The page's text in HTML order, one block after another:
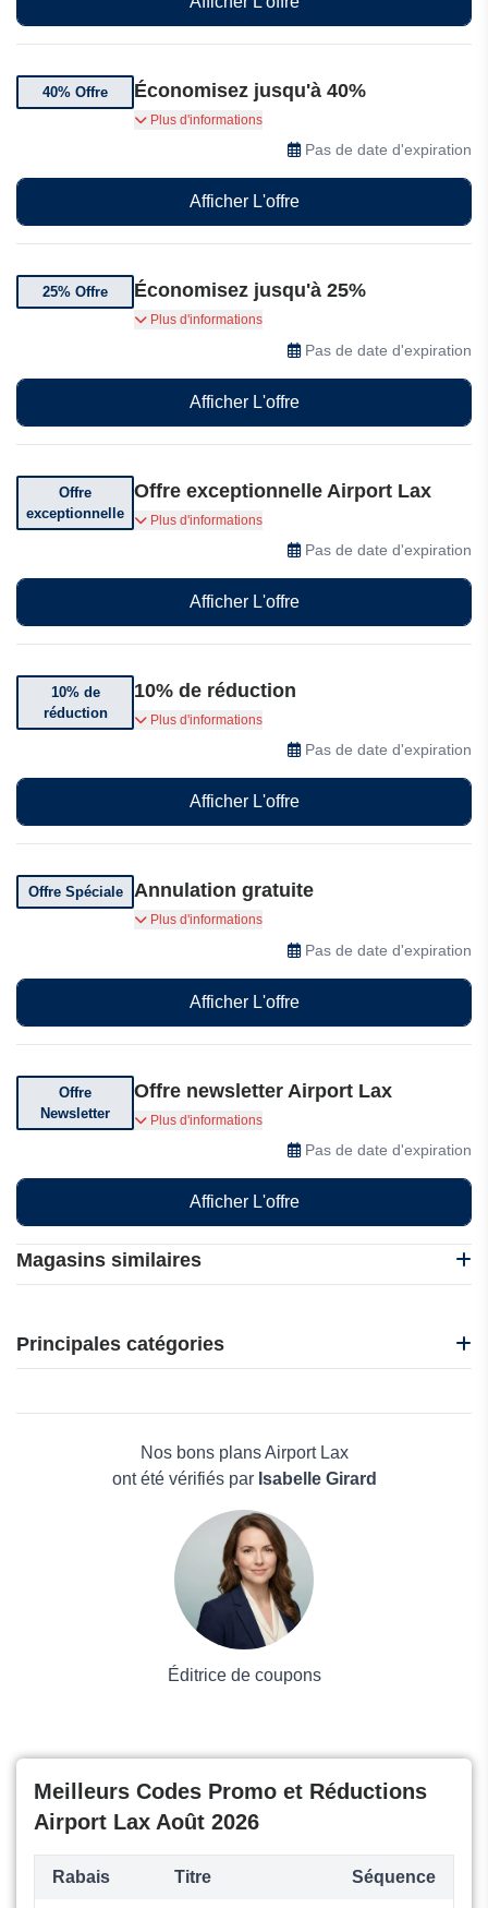
Magasins similaires
B&B Hotels
CamperDays
Ebookers
Principales catégories
Maison & JardinNos bons plans Airport Lax
ont été vérifiés par Isabelle Girard
Éditrice de coupons
40% Offre Économisez jusqu'à 40%
Bénéficiez de jusqu'à 40% de réduction sur une
sélection de billets Airport Lax
Plus d'informations
Pas de date d'expiration
Afficher L'offre
25% Offre Économisez jusqu'à 25%
Bénéficiez de jusqu'à 25% de réduction sur une
sélection de billets Airport Lax
Plus d'informations
Pas de date d'expiration
Afficher L'offre
Offre
exceptionnelle
Offre exceptionnelle Airport Lax
Profitez d'offres exceptionnelles à Airport Lax
Plus d'informations
Pas de date d'expiration
Afficher L'offre
10% de
réduction
10% de réduction
Bénéficiez de 10% de réduction sur toutes les
Plus d'informations
Pas de date d'expiration
Afficher L'offre
Offre Spéciale Annulation gratuite
L'aéroport de Lax propose une politique
Plus d'informations
Pas de date d'expiration
Afficher L'offre
Offre
Newsletter
Offre newsletter Airport Lax
Abonnez-vous et bénéficiez de réductions
Plus d'informations
Pas de date d'expiration
Afficher L'offre
Meilleurs Codes Promo et Réductions
Airport Lax Août 2026
Rabais Titre Séquence